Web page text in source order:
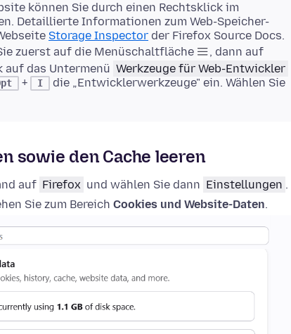
können Sie durch einen Rechtsklick im
Detaillierte Informationen zum Web-Speicher-
Storage Inspector der Firefox Source Docs.
zuerst auf die Menüschaltfläche
, dann auf
auf das Untermenü Werkzeuge für Web-Entwickler
+ I
die „Entwicklerwerkzeuge" ein. Wählen Sie
sowie den Cache leeren
auf Firefox und wählen Sie dann Einstellungen .
Sie zum Bereich Cookies und Website-Daten.